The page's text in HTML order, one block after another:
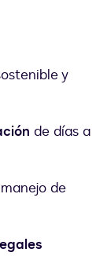
y
de días a
de